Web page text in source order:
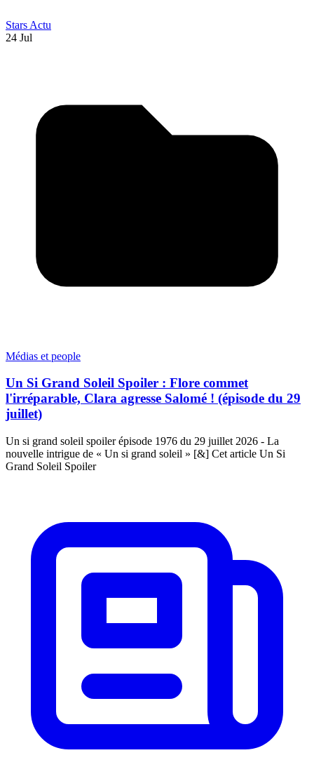
Stars Actu
24 Jul
Médias et people
Un Si Grand Soleil Spoiler : Flore commet
l'irréparable, Clara agresse Salomé ! (épisode du 29
juillet)
Un si grand soleil spoiler épisode 1976 du 29 juillet 2026 - La
nouvelle intrigue de « Un si grand soleil » [&] Cet article Un Si
Grand Soleil Spoiler